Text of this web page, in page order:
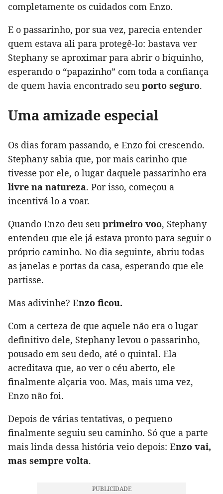
completamente os cuidados com Enzo.
E o passarinho, por sua vez, parecia entender
quem estava ali para protegê-lo: bastava ver
Stephany se aproximar para abrir o biquinho,
esperando o “papazinho” com toda a confiança
de quem havia encontrado seu porto seguro.
Uma amizade especial
Os dias foram passando, e Enzo foi crescendo.
Stephany sabia que, por mais carinho que
tivesse por ele, o lugar daquele passarinho era
livre na natureza. Por isso, começou a
incentivá-lo a voar.
Quando Enzo deu seu primeiro voo, Stephany
entendeu que ele já estava pronto para seguir o
próprio caminho. No dia seguinte, abriu todas
as janelas e portas da casa, esperando que ele
partisse.
Mas adivinhe? Enzo ficou.
Com a certeza de que aquele não era o lugar
definitivo dele, Stephany levou o passarinho,
pousado em seu dedo, até o quintal. Ela
acreditava que, ao ver o céu aberto, ele
finalmente alçaria voo. Mas, mais uma vez,
Enzo não foi.
Depois de várias tentativas, o pequeno
finalmente seguiu seu caminho. Só que a parte
mais linda dessa história veio depois: Enzo vai,
mas sempre volta.